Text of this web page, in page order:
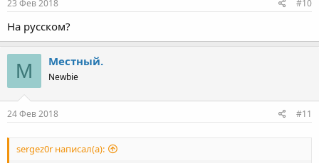
23 Фев 2018 #10
На русском?
М Местный.
Newbie
24 Фев 2018 #11
sergez0r написал(а):